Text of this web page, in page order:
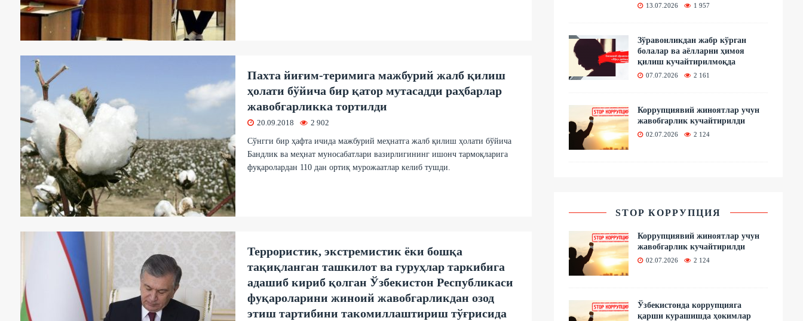
Пахта йиғим-теримига мажбурий жалб қилиш
ҳолати бўйича бир қатор мутасадди раҳбарлар
жавобгарликка тортилди
20.09.2018 2 902
Сўнгги бир ҳафта ичида мажбурий меҳнатга жалб қилиш ҳолати бўйича
Бандлик ва меҳнат муносабатлари вазирлигининг ишонч тармоқларига
фуқаролардан 110 дан ортиқ мурожаатлар келиб тушди.
Террористик, экстремистик ёки бошқа
тақиқланган ташкилот ва гуруҳлар таркибига
адашиб кириб қолган Ўзбекистон Республикаси
фуқароларини жиноий жавобгарликдан озод
этиш тартибини такомиллаштириш тўғрисида
13.07.2026 1 957
Зўравонликдан жабр кўрган
болалар ва аёлларни ҳимоя
қилиш кучайтирилмоқда
07.07.2026 2 161
Коррупциявий жиноятлар учун
жавобгарлик кучайтирилди
02.07.2026 2 124
STOP КОРРУПЦИЯ
Коррупциявий жиноятлар учун
жавобгарлик кучайтирилди
02.07.2026 2 124
Ўзбекистонда коррупцияга
қарши курашишда ҳокимлар